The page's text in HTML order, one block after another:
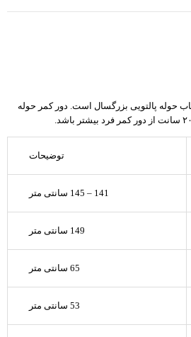
حوله پالتویی بزرگسال است. دور کمر حوله
توضیحات